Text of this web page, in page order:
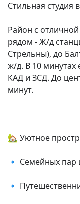
Стильная студия
Район с
рядом - Ж/д
Стрельны), до
ж/д. В 10 минутах
КАД и ЗСД. До
минут.
🏡 Уютное
🔹 Семейных пар
🔹